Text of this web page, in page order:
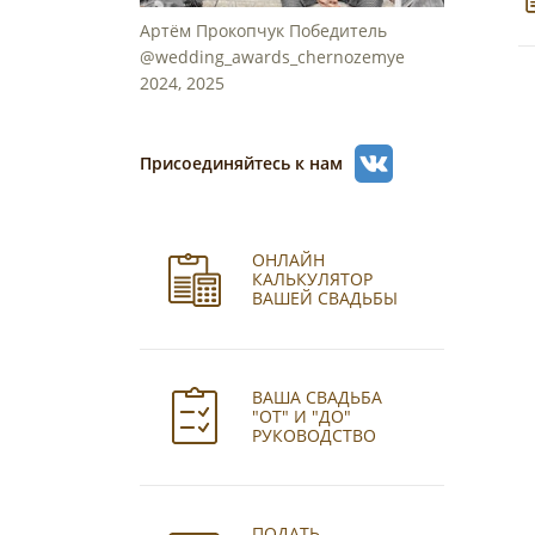
Артём Прокопчук Победитель
@wedding_awards_chernozemye
2024, 2025
Присоединяйтесь к нам
ОНЛАЙН
КАЛЬКУЛЯТОР
ВАШЕЙ СВАДЬБЫ
ВАША СВАДЬБА
"ОТ" И "ДО"
РУКОВОДСТВО